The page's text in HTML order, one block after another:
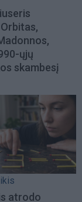
ųjų
skambesį
atrodo